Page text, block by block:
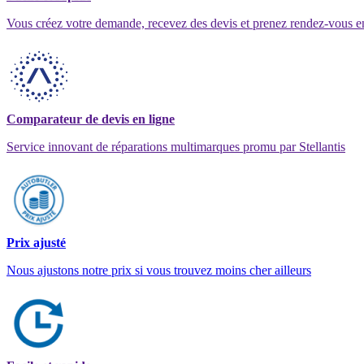
Vous créez votre demande, recevez des devis et prenez rendez-vous
Comparateur de devis en ligne
Service innovant de réparations multimarques promu par Stellantis
Prix ajusté
Nous ajustons notre prix si vous trouvez moins cher ailleurs